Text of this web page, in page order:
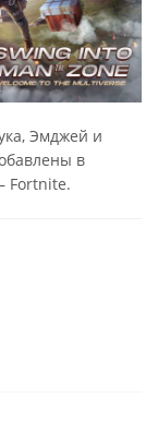
Эмджей и
в
Fortnite.